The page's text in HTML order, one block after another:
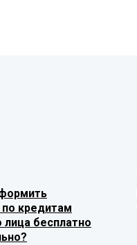
по кредитам
лица бесплатно